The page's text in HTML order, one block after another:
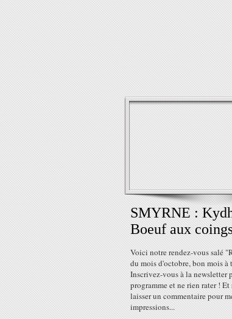
SMYRNE :
Boeuf aux
Voici notre rendez-vous salé
du mois d'octobre, bon mois
Inscrivez-vous à la newsletter
programme et ne rien rater ! Et
laisser un commentaire pour
impressions...